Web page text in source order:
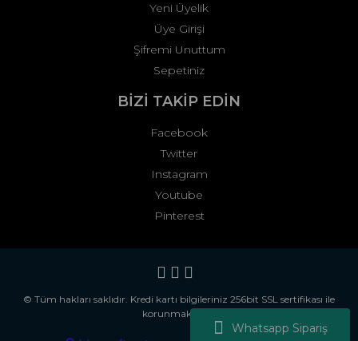
Whatsapp Sipariş
Yeni Üyelik
Üye Girişi
Şifremi Unuttum
Sepetiniz
BİZİ TAKİP EDİN
Facebook
Twitter
Instagram
Youtube
Pinterest
© Tüm hakları saklıdır. Kredi kartı bilgileriniz 256bit SSL sertifikası ile
korunmaktadır.